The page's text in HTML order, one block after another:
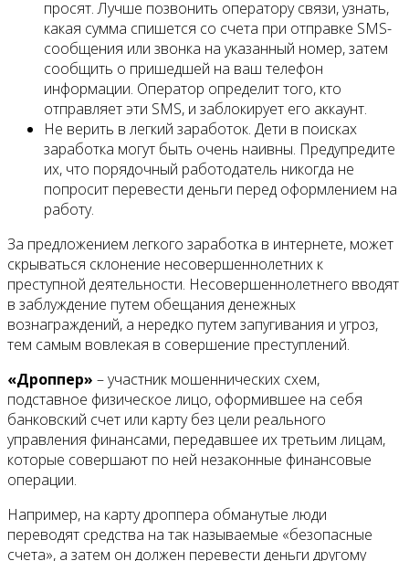
просят. Лучше позвонить оператору связи, узнать,
какая сумма спишется со счета при отправке SMS-
сообщения или звонка на указанный номер, затем
сообщить о пришедшей на ваш телефон
информации. Оператор определит того, кто
отправляет эти SMS, и заблокирует его аккаунт.
Не верить в легкий заработок. Дети в поисках
заработка могут быть очень наивны. Предупредите
их, что порядочный работодатель никогда не
попросит перевести деньги перед оформлением на
работу.
За предложением легкого заработка в интернете, может
скрываться склонение несовершеннолетних к
преступной деятельности. Несовершеннолетнего вводят
в заблуждение путем обещания денежных
вознаграждений, а нередко путем запугивания и угроз,
тем самым вовлекая в совершение преступлений.
«Дроппер» – участник мошеннических схем,
подставное физическое лицо, оформившее на себя
банковский счет или карту без цели реального
управления финансами, передавшее их третьим лицам,
которые совершают по ней незаконные финансовые
операции.
Например, на карту дроппера обманутые люди
переводят средства на так называемые «безопасные
счета», а затем он должен перевести деньги другому